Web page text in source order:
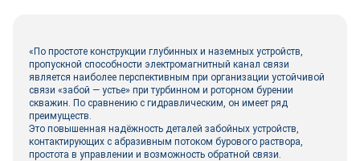
«По простоте конструкции глубинных и наземных устройств,
пропускной способности электромагнитный канал связи
является наиболее перспективным при организации устойчивой
связи «забой — устье» при турбинном и роторном бурении
скважин. По сравнению с гидравлическим, он имеет ряд
преимуществ.
Это повышенная надёжность деталей забойных устройств,
контактирующих с абразивным потоком бурового раствора,
простота в управлении и возможность обратной связи.